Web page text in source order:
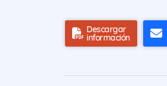
Descargar
información